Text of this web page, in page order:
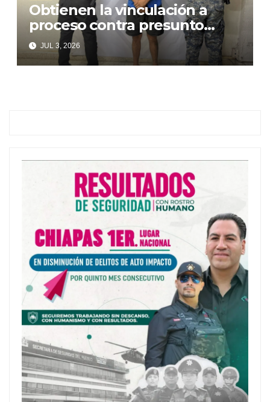
Obtienen la vinculación a
proceso contra presunto
responsable de violencia
familiar
JUL 3, 2026